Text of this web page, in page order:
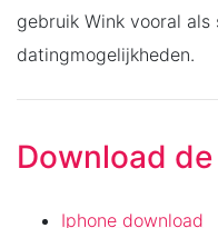
gebruik Wink vooral
datingmogelijkheden.
Download
Iphone download